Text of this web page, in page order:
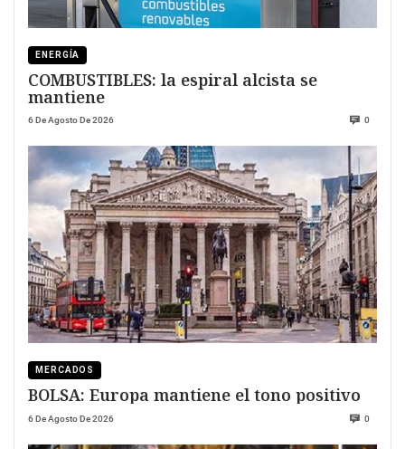
ENERGÍA
COMBUSTIBLES: la espiral alcista se
mantiene
6 De Agosto De 2026 0
MERCADOS
BOLSA: Europa mantiene el tono positivo
6 De Agosto De 2026 0